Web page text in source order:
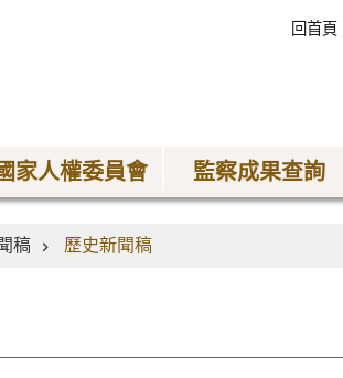
回首頁
家人權委員會 監察成果查詢
稿 歷史新聞稿